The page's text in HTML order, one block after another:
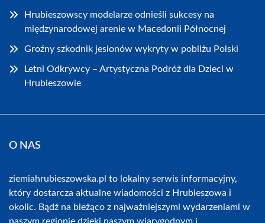
Hrubieszowscy modelarze odnieśli sukcesy na
międzynarodowej arenie w Macedonii Północnej
Groźny szkodnik jesionów wykryty w pobliżu Polski
Letni Odkrywcy – Artystyczna Podróż dla Dzieci w
Hrubieszowie
O NAS
ziemiahrubieszowska.pl to lokalny serwis informacyjny,
który dostarcza aktualne wiadomości z Hrubieszowa i
okolic. Bądź na bieżąco z najważniejszymi wydarzeniami w
naszym regionie dzięki naszym wiarygodnym i